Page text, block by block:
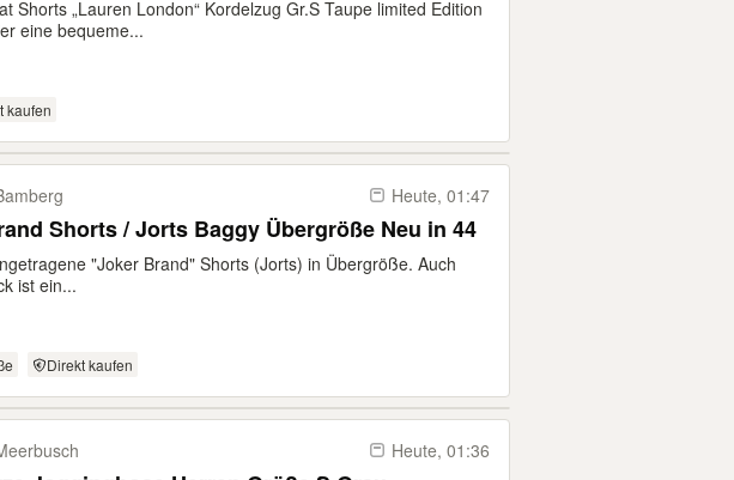
Shorts „Lauren London“ Kordelzug Gr.S Taupe limited Edition
eine bequeme...
kaufen
Heute, 01:47
Shorts / Jorts Baggy Übergröße Neu in 44
"Joker Brand" Shorts (Jorts) in Übergröße. Auch
ist ein...
Direkt kaufen
Heute, 01:36